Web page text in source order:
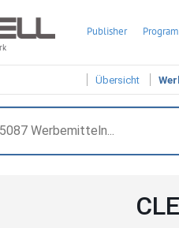
Publisher
Übersicht